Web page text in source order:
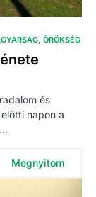
ÖRÖKSÉG
és
napon a
Megnyitom